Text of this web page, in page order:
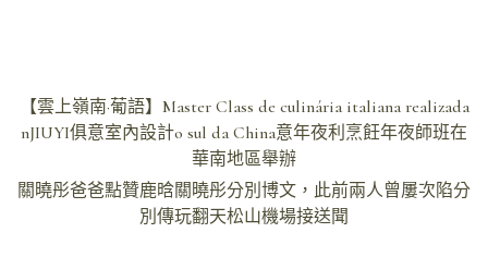
文
章
覽
【雲上嶺南·葡語】Master Class de culinária italiana realizada
nJIUYI俱意室內設計o sul da China意年夜利烹飪年夜師班在
華南地區舉辦
關曉彤爸爸點贊鹿晗關曉彤分別博文，此前兩人曾屢次陷分
別傳玩翻天松山機場接送聞